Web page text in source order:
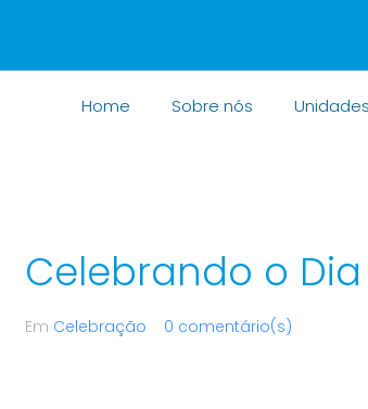
Home Sobre nós Unidades
Celebrando o
Em Celebração 0 comentário(s)